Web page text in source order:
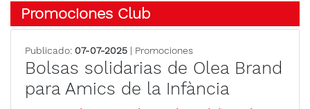
Promociones Club
Publicado: 07-07-2025 | Promociones
Bolsas solidarias de Olea Brand
para Amics de la Infància